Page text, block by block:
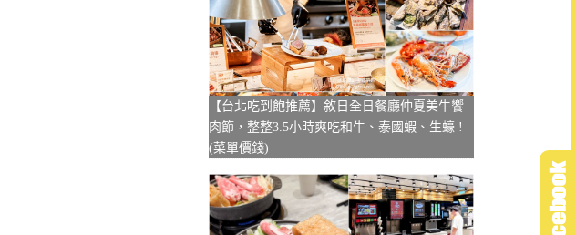
【台北吃到飽推薦】敘日全日餐廳仲夏美牛饗
肉節，整整3.5小時爽吃和牛、泰國蝦、生蠔 !
(菜單價錢)